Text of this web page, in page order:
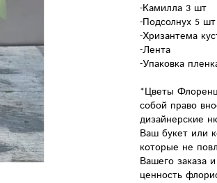
-Камилла 3 шт
-Подсолнух 5 шт
-Хризантема
-Лента
-Упаковка
*Цветы
собой право
дизайнерские
Ваш букет или
которые не
Вашего заказа
ценность